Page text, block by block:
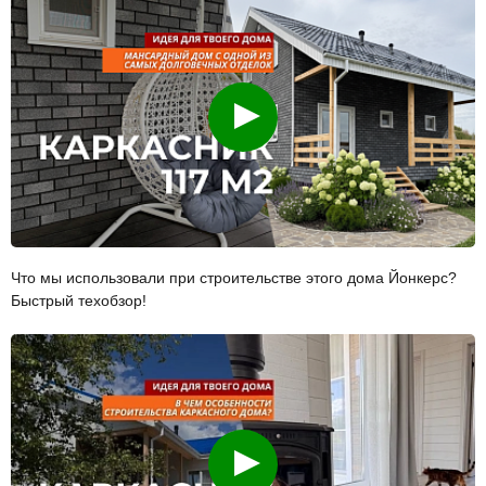
Смотреть
Что мы использовали при строительстве этого дома Йонкерс?
Быстрый техобзор!
Смотреть